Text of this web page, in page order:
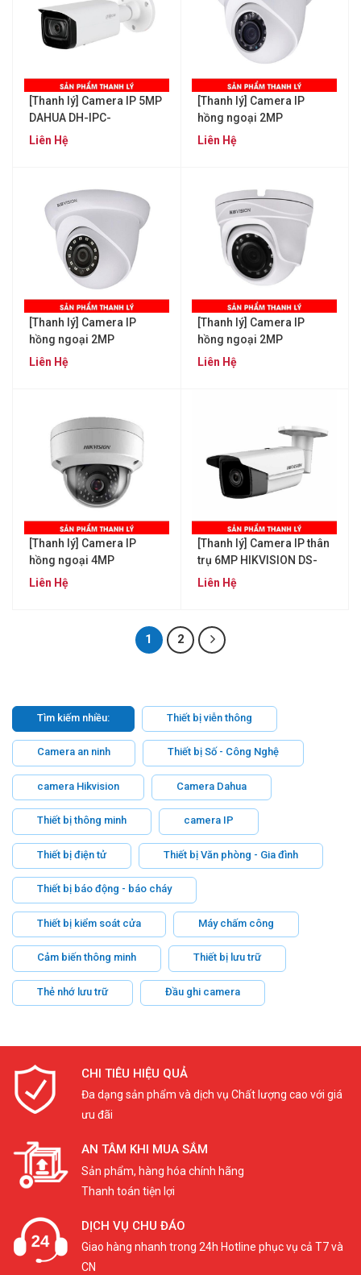
[Thanh lý] Camera IP 5MP
DAHUA DH-IPC-
HFW5541TP-ASE
Liên Hệ
[Thanh lý] Camera IP
hồng ngoại 2MP
KBVISION KX-2002N
Liên Hệ
[Thanh lý] Camera IP
hồng ngoại 2MP
KBVISION KX-2012N2
Liên Hệ
[Thanh lý] Camera IP
hồng ngoại 2MP
KBVISION KX-2012N3
Liên Hệ
[Thanh lý] Camera IP
hồng ngoại 4MP
HIKVISION DS-
Liên Hệ
[Thanh lý] Camera IP thân
trụ 6MP HIKVISION DS-
2CD2T63G0-I8
Liên Hệ
1 2
Tìm kiếm nhiều: Thiết bị viễn thông
Camera an ninh Thiết bị Số - Công Nghệ
camera Hikvision Camera Dahua
Thiết bị thông minh camera IP
Thiết bị điện tử Thiết bị Văn phòng - Gia đình
Thiết bị báo động - báo cháy
Thiết bị kiểm soát cửa Máy chấm công
Cảm biến thông minh Thiết bị lưu trữ
Thẻ nhớ lưu trữ Đầu ghi camera
CHI TIÊU HIỆU QUẢ
Đa dạng sản phẩm và dịch vụ Chất lượng cao với giá
ưu đãi
AN TÂM KHI MUA SẮM
Sản phẩm, hàng hóa chính hãng
Thanh toán tiện lợi
DỊCH VỤ CHU ĐÁO
Giao hàng nhanh trong 24h Hotline phục vụ cả T7 và
CN